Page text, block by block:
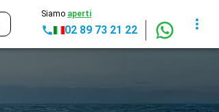
Siamo aperti
02 89 73 21 22